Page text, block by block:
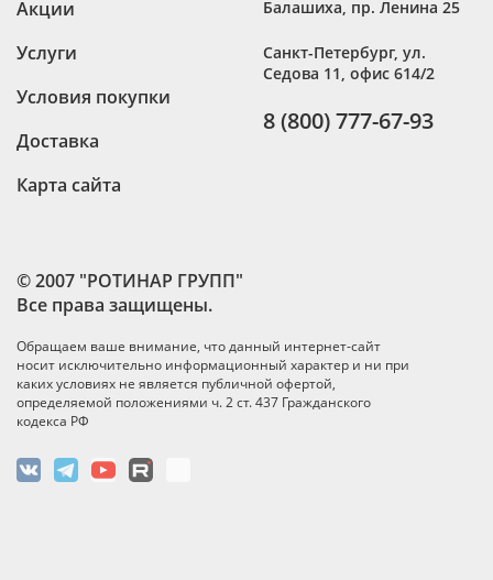
© 2007 "РОТИНАР ГРУПП"
Все права защищены.
Обращаем ваше внимание, что данный интернет-сайт
носит исключительно информационный характер и ни при
каких условиях не является публичной офертой,
определяемой положениями ч. 2 ст. 437 Гражданского
кодекса РФ
Акции
Услуги
Условия покупки
Доставка
Карта сайта
Балашиха пр. Ленина 25
Санкт-Петербург, ул.
Седова 11, офис 614/2
8 (800) 777-67-93